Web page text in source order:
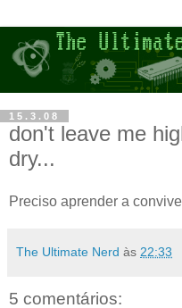
15.3.08
don't leave me
dry...
Preciso aprender a
The Ultimate Nerd às 22:33
5 comentários: